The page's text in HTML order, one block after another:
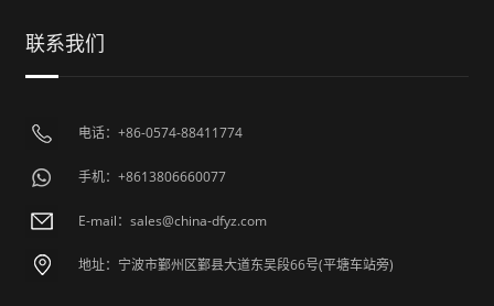
联系我们
电话：+86-0574-88411774
手机：+8613806660077
E-mail：sales@china-dfyz.com
地址：宁波市鄞州区鄞县大道东吴段66号(平塘车站旁)